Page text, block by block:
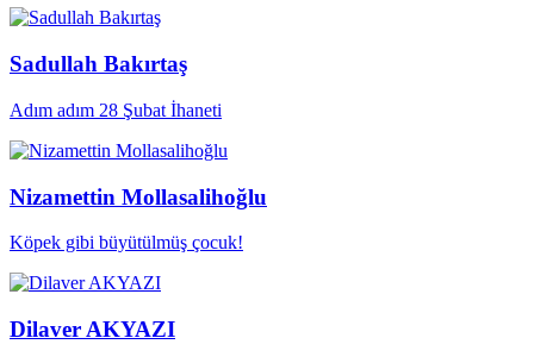
Sadullah Bakırtaş
Adım adım 28 Şubat İhaneti
Nizamettin Mollasalihoğlu
Köpek gibi büyütülmüş çocuk!
Dilaver AKYAZI